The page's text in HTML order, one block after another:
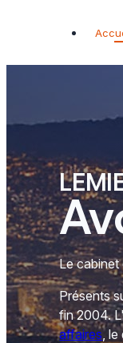
Le cabinet
Présents
fin 2004.
affaires, le